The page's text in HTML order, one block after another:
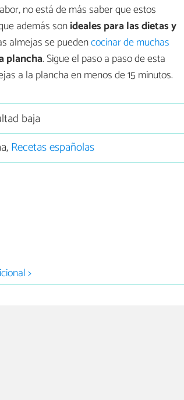
no está de más saber que estos
además sonideales para las dietas y
almejas se puedencocinar de muchas
plancha. Sigue el paso a paso de esta
a la plancha en menos de 15 minutos.
baja
Recetas españolas
>